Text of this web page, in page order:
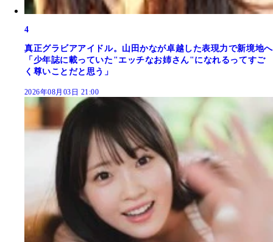
4
真正グラビアアイドル。山田かなが卓越した表現力で新境地へ
「少年誌に載っていた"エッチなお姉さん"になれるってすご
く尊いことだと思う」
2026年08月03日 21:00